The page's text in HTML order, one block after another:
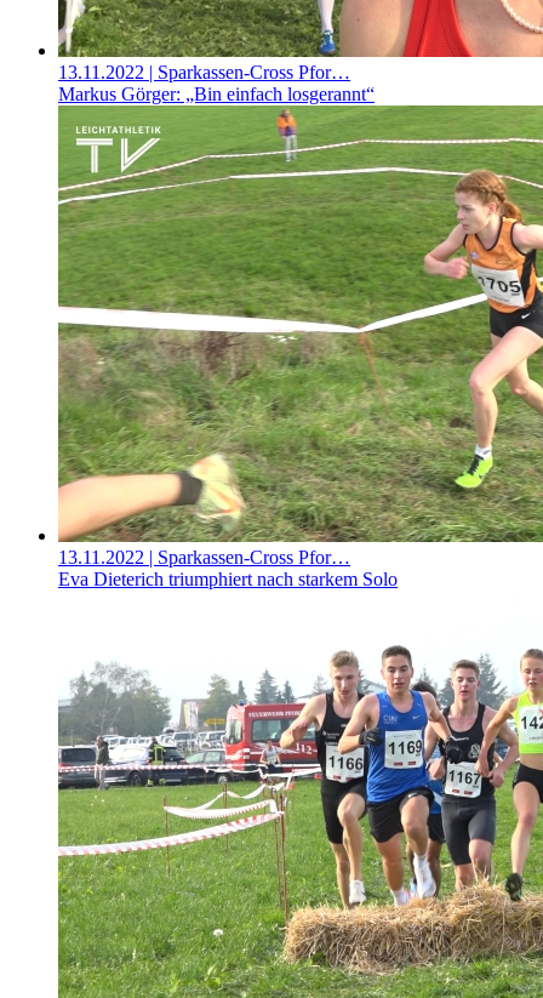
13.11.2022 | Sparkassen-Cross Pfor…
Markus Görger: „Bin einfach losgerannt“
13.11.2022 | Sparkassen-Cross Pfor…
Eva Dieterich triumphiert nach starkem Solo